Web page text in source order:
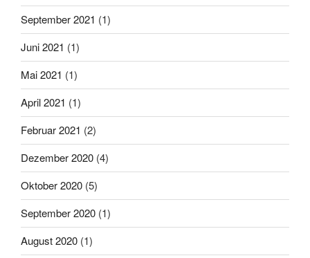
September 2021 (1)
Juni 2021 (1)
Mai 2021 (1)
April 2021 (1)
Februar 2021 (2)
Dezember 2020 (4)
Oktober 2020 (5)
September 2020 (1)
August 2020 (1)